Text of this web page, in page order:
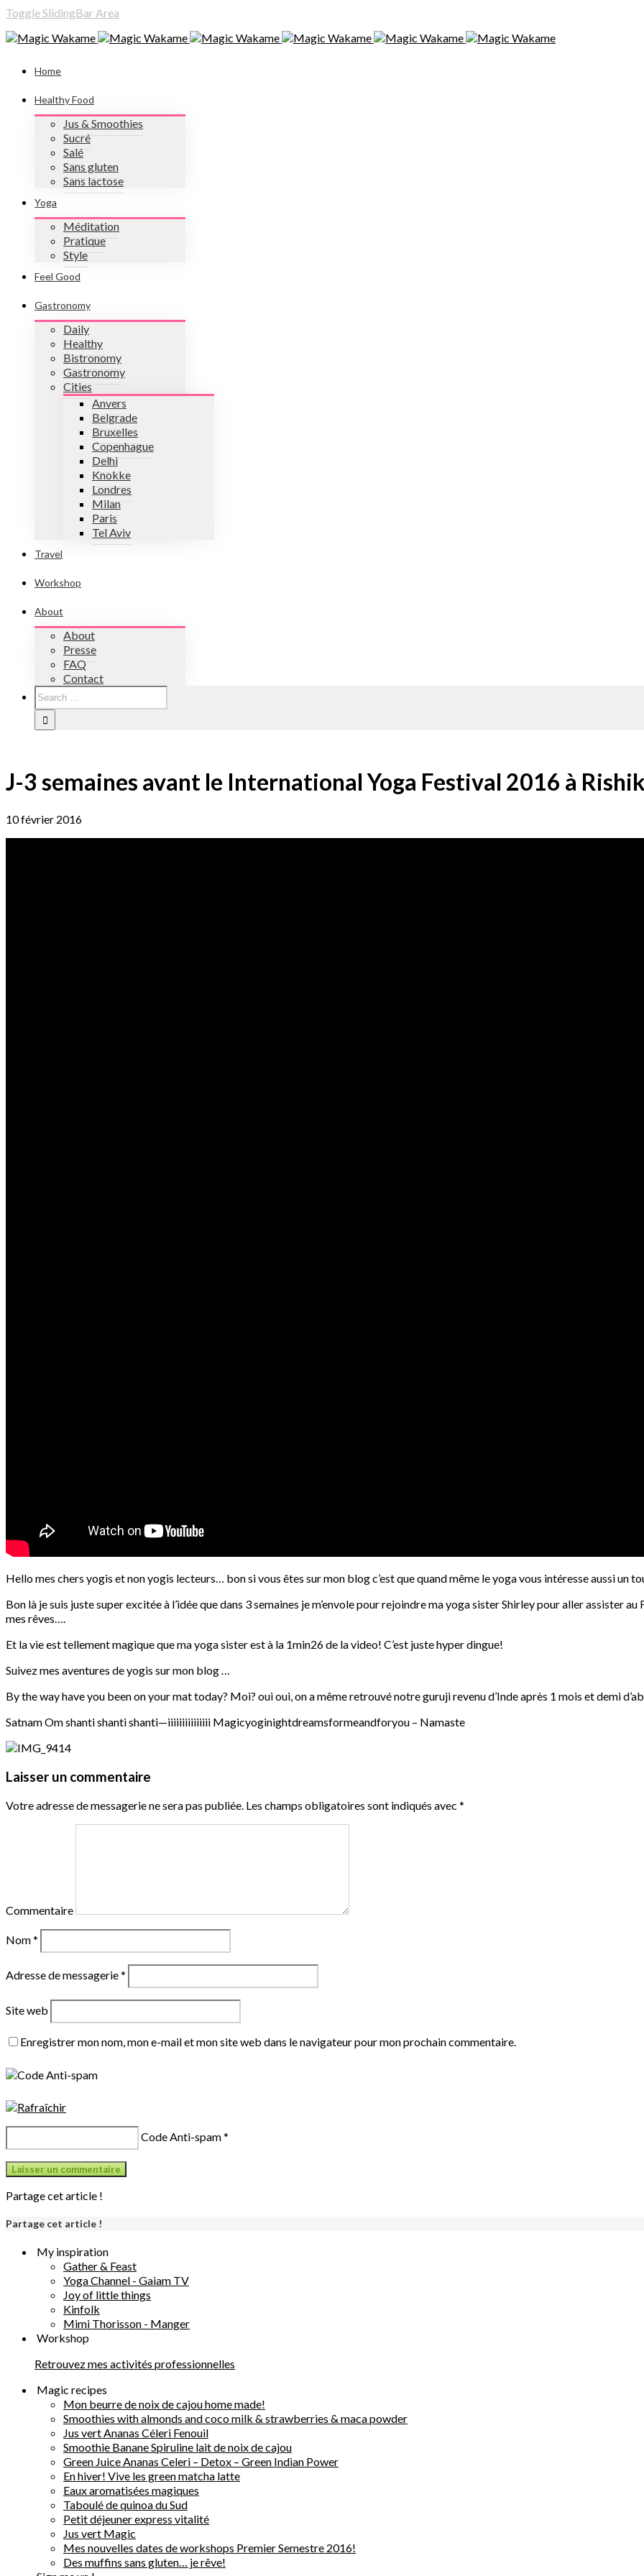
Toggle SlidingBar Area
Home
Healthy Food
Jus & Smoothies
Sucré
Salé
Sans gluten
Sans lactose
Yoga
Méditation
Pratique
Style
Feel Good
Gastronomy
Daily
Healthy
Bistronomy
Gastronomy
Cities
Anvers
Belgrade
Bruxelles
Copenhague
Delhi
Knokke
Londres
Milan
Paris
Tel Aviv
Travel
Workshop
About
About
Presse
FAQ
Contact
J-3 semaines avant le International Yoga Festival 2016 à
10 février 2016
Hello mes chers yogis et non yogis lecteurs… bon si vous êtes sur mon blog c’est que quand même le yoga vous intéresse aussi un
Bon là je suis juste super excitée à l’idée que dans 3 semaines je m’envole pour rejoindre ma yoga sister Shirley pour aller assister
mes rêves….
Et la vie est tellement magique que ma yoga sister est à la 1min26 de la video! C’est juste hyper dingue!
Suivez mes aventures de yogis sur mon blog …
By the way have you been on your mat today? Moi? oui oui, on a même retrouvé notre guruji revenu d’Inde après 1 mois et demi
Satnam Om shanti shanti shanti—iiiiiiiiiiiiiii Magicyoginightdreamsformeandforyou – Namaste
Laisser un commentaire
Votre adresse de messagerie ne sera pas publiée. Les champs obligatoires sont indiqués avec *
Commentaire
Nom*
Adresse de messagerie*
Site web
Enregistrer mon nom, mon e-mail et mon site web dans le navigateur pour mon prochain commentaire.
Code Anti-spam*
Partage cet article !
Partage cet article !
My inspiration
Gather & Feast
Yoga Channel - Gaiam TV
Joy of little things
Kinfolk
Mimi Thorisson - Manger
Workshop
Retrouvez mes activités professionnelles
Magic recipes
Mon beurre de noix de cajou home made!
Smoothies with almonds and coco milk & strawberries & maca powder
Jus vert Ananas Céleri Fenouil
Smoothie Banane Spiruline lait de noix de cajou
Green Juice Ananas Celeri – Detox – Green Indian Power
En hiver! Vive les green matcha latte
Eaux aromatisées magiques
Taboulé de quinoa du Sud
Petit déjeuner express vitalité
Jus vert Magic
Mes nouvelles dates de workshops Premier Semestre 2016!
Des muffins sans gluten… je rêve!